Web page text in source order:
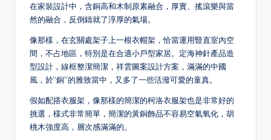
在家裝設計中，含銅高和木制原素融合，厚實、搖滾樂與當
然的融合，反倒鑄就了淳厚的氣場。
像那樣，在玄關處架子上一根衣帽架，恰當運用豎直室內空
間，不占地區，特別是在合適小戶型家居。定海神針產品造
型設計，線框整潔簡潔，祥雲圖案設計方案，滿滿的中國
風，於“銅”的雅致當中，又多了一些活潑可愛的童真。
假如配搭衣服架，像那樣的簡潔的柯洛衣服架也是非常好的
挑選，樣式非常簡單，簡潔的黃銅飾品不容易空氣氧化，胡
桃木強度高，層次感滿滿的。